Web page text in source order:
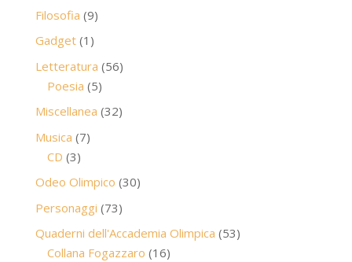
Filosofia 99
Gadget 1 1
prodotto
Letteratura 5656
Poesia 55
prodotti
Miscellanea 3232
Musica 77
CD 33
prodotti
Odeo Olimpico 3030
Personaggi 7373
prodotti
Quaderni dell'Accademia Olimpica 5353
Collana Fogazzaro 1616